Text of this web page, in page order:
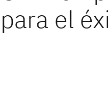
para el